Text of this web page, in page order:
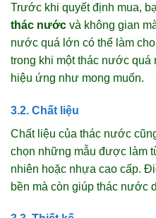
Trước khi quyết định mua,
thác nước và không gian
nước quá lớn có thể làm
trong khi một thác nước
hiệu ứng như mong muốn.
3.2. Chất liệu
Chất liệu của thác nước
chọn những mẫu được làm
nhiên hoặc nhựa cao cấp.
bền mà còn giúp thác nước